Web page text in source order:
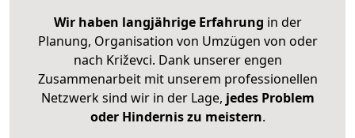
Wir haben langjährige Erfahrung in der
Planung, Organisation von Umzügen von oder
nach Križevci. Dank unserer engen
Zusammenarbeit mit unserem professionellen
Netzwerk sind wir in der Lage, jedes Problem
oder Hindernis zu meistern.